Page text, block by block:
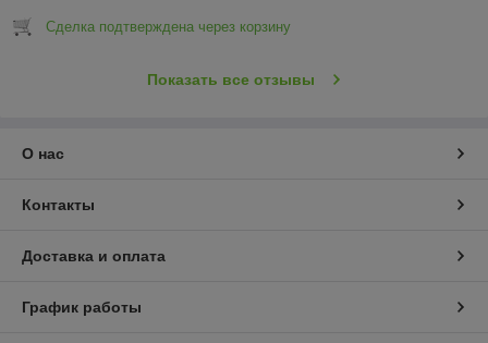
Сделка подтверждена через корзину
Показать все отзывы
О нас
Контакты
Доставка и оплата
График работы